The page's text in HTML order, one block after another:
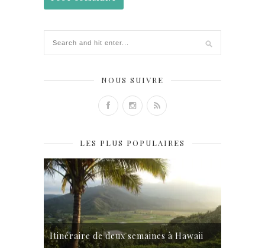
NOUS SUIVRE
LES PLUS POPULAIRES
Itinéraire de deux semaines à Hawaii